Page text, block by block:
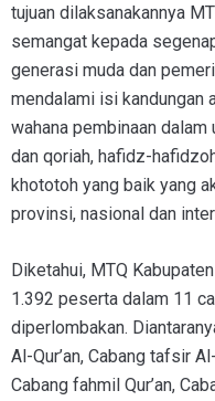
tujuan dilaksanakannya
semangat kepada
generasi muda dan
mendalami isi kandungan
wahana pembinaan
dan qoriah, hafidz-
khototoh yang baik yang
provinsi, nasional dan
Diketahui, MTQ
1.392 peserta dalam 11
diperlombakan.
Al-Qur’an, Cabang tafsir
Cabang fahmil Qur’an,